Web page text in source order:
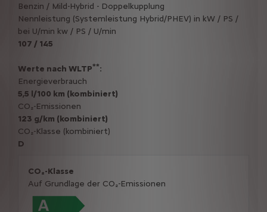
Benzin / Mild-Hybrid - Doppelkupplung
Nennleistung (Systemleistung Hybrid/PHEV) in kW / PS /
bei U/min kw / PS / U/min
107 / 145
Werte nach WLTP**:
Energieverbrauch
5,5 l/100 km (kombiniert)
CO₂-Emissionen
123 g/km (kombiniert)
CO₂-Klasse (kombiniert)
D
CO₂-Klasse
Auf Grundlage der CO₂-Emissionen